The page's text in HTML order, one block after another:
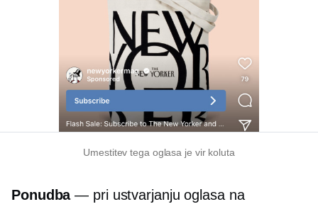
Umestitev tega oglasa je vir koluta
Ponudba— pri ustvarjanju oglasa na